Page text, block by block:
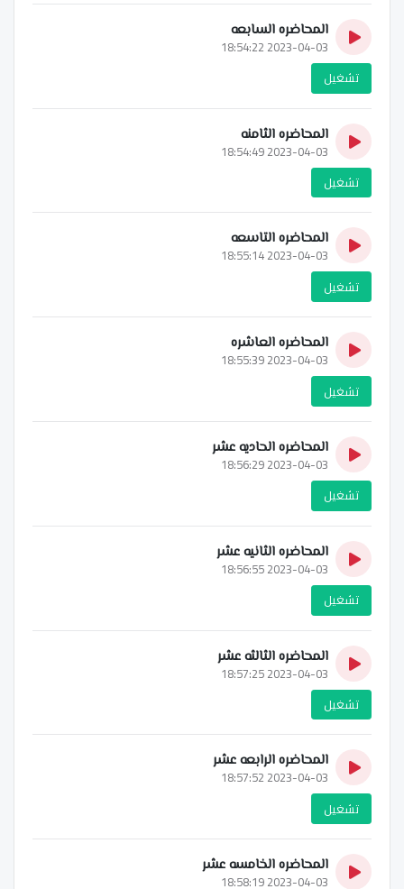
المحاضره السابعه
2023-04-03 18:54:22
تشغيل
المحاضره الثامنه
2023-04-03 18:54:49
تشغيل
المحاضره التاسعه
2023-04-03 18:55:14
تشغيل
المحاضره العاشره
2023-04-03 18:55:39
تشغيل
المحاضره الحاديه عشر
2023-04-03 18:56:29
تشغيل
المحاضره الثانيه عشر
2023-04-03 18:56:55
تشغيل
المحاضره الثالثه عشر
2023-04-03 18:57:25
تشغيل
المحاضره الرابعه عشر
2023-04-03 18:57:52
تشغيل
المحاضره الخامسه عشر
2023-04-03 18:58:19